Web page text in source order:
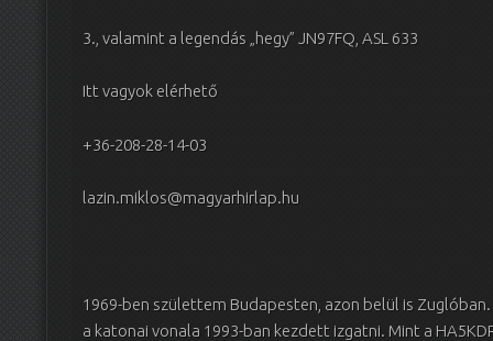
3., valamint a legendás „hegy” JN97FQ, ASL 633
Itt vagyok elérhető
+36-208-28-14-03
lazin.miklos@magyarhirlap.hu
1969-ben születtem Budapesten, azon belül is
a katonai vonala 1993-ban kezdett izgatni. Mint a